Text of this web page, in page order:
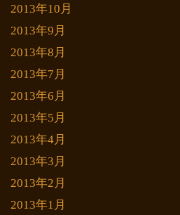
2013年10月
2013年9月
2013年8月
2013年7月
2013年6月
2013年5月
2013年4月
2013年3月
2013年2月
2013年1月